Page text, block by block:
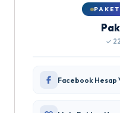
✓
Facebook Hesap